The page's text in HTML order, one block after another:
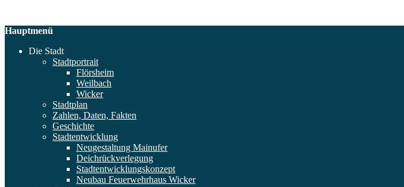
Hauptmenü
Die Stadt
Stadtportrait
Flörsheim
Weilbach
Wicker
Stadtplan
Zahlen, Daten, Fakten
Geschichte
Stadtentwicklung
Neugestaltung Mainufer
Deichrückverlegung
Stadtentwicklungskonzept
Neubau Feuerwehrhaus Wicker